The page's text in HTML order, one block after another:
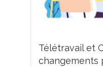
Télétravail et
changements